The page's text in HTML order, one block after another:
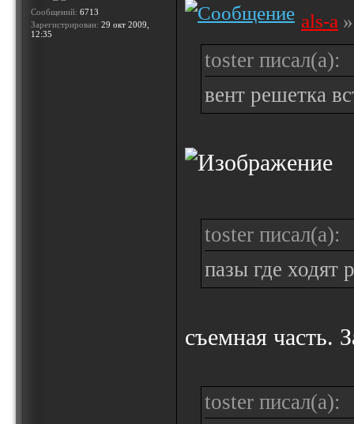
Сообщений: 6713
Зарегистрирован: 29 окт 2009,
12:35
als-a
toster писал(а):
вент решетка
toster писал(а):
пазы где ходят
съемная часть.
toster писал(а):